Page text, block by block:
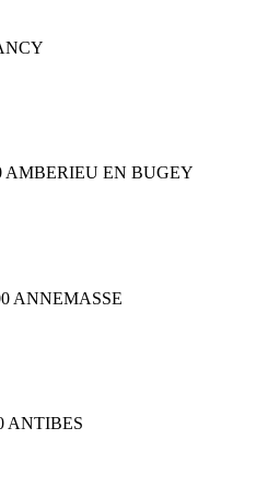
AMBERIEU EN BUGEY
ANNEMASSE
ANTIBES